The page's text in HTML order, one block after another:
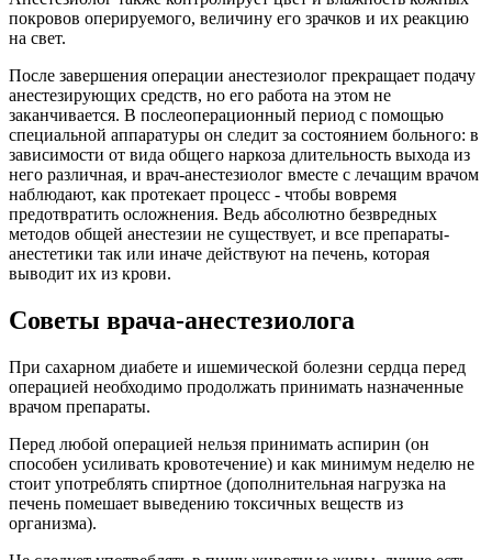
покровов оперируемого, величину его зрачков и их реакцию
на свет.
После завершения операции анестезиолог прекращает подачу
анестезирующих средств, но его работа на этом не
заканчивается. В послеоперационный период с помощью
специальной аппаратуры он следит за состоянием больного: в
зависимости от вида общего наркоза длительность выхода из
него различная, и врач-анестезиолог вместе с лечащим врачом
наблюдают, как протекает процесс - чтобы вовремя
предотвратить осложнения. Ведь абсолютно безвредных
методов общей анестезии не существует, и все препараты-
анестетики так или иначе действуют на печень, которая
выводит их из крови.
Советы врача-анестезиолога
При сахарном диабете и ишемической болезни сердца перед
операцией необходимо продолжать принимать назначенные
врачом препараты.
Перед любой операцией нельзя принимать аспирин (он
способен усиливать кровотечение) и как минимум неделю не
стоит употреблять спиртное (дополнительная нагрузка на
печень помешает выведению токсичных веществ из
организма).